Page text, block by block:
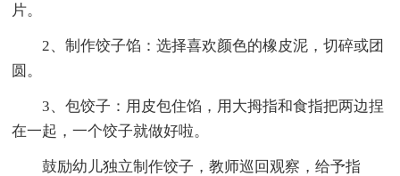
片。
2、制作饺子馅：选择喜欢颜色的橡皮泥，切碎或团
圆。
3、包饺子：用皮包住馅，用大拇指和食指把两边捏
在一起，一个饺子就做好啦。
鼓励幼儿独立制作饺子，教师巡回观察，给予指